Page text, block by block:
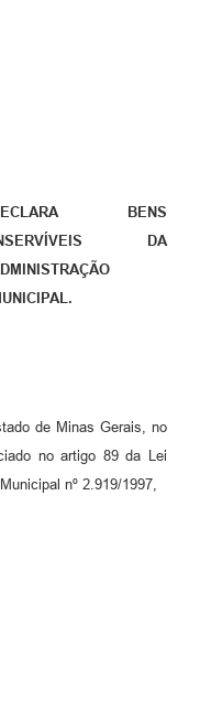
BENS
DA
de Minas Gerais, no
no artigo 89 da Lei
nº 2.919/1997,